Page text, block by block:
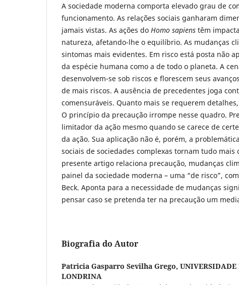
A sociedade moderna comporta elevado grau de
funcionamento. As relações sociais ganharam
jamais vistas. As ações do Homo sapiens têm
natureza, afetando-lhe o equilíbrio. As mudanças
sintomas mais evidentes. Em risco está posta não
da espécie humana como a de todo o planeta. A
desenvolvem-se sob riscos e florescem seus
de mais riscos. A ausência de precedentes joga
comensuráveis. Quanto mais se requerem
O princípio da precaução irrompe nesse quadro.
limitador da ação mesmo quando se carece de
da ação. Sua aplicação não é, porém, a
sociais de sociedades complexas tornam tudo mais
presente artigo relaciona precaução, mudanças
painel da sociedade moderna – uma “de risco”,
Beck. Aponta para a necessidade de mudanças
pensar caso se pretenda ter na precaução um
Biografia do Autor
Patricia Gasparro Sevilha Grego, UNIVERSIDADE
LONDRINA